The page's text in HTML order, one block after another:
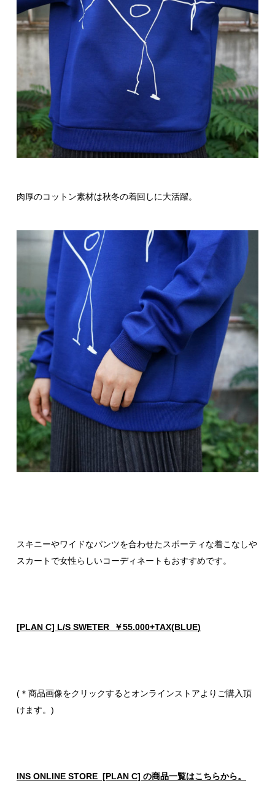
肉厚のコットン素材は秋冬の着回しに大活躍。
スキニーやワイドなパンツを合わせたスポーティな着こなしや
スカートで女性らしいコーディネートもおすすめです。
[PLAN C] L/S SWETER ￥55.000+TAX(BLUE)
(＊商品画像をクリックするとオンラインストアよりご購入頂
けます。)
INS ONLINE STORE [PLAN C] の商品一覧はこちらから。